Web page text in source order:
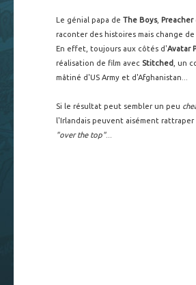
Le génial papa de The Boys, Preacher
raconter des histoires mais change de
En effet, toujours aux côtés d'Avatar
réalisation de film avec Stitched
, un
mâtiné d'US Army et d'Afghanistan...
Si le résultat peut sembler un peu
l'Irlandais peuvent aisément
"over the top"...